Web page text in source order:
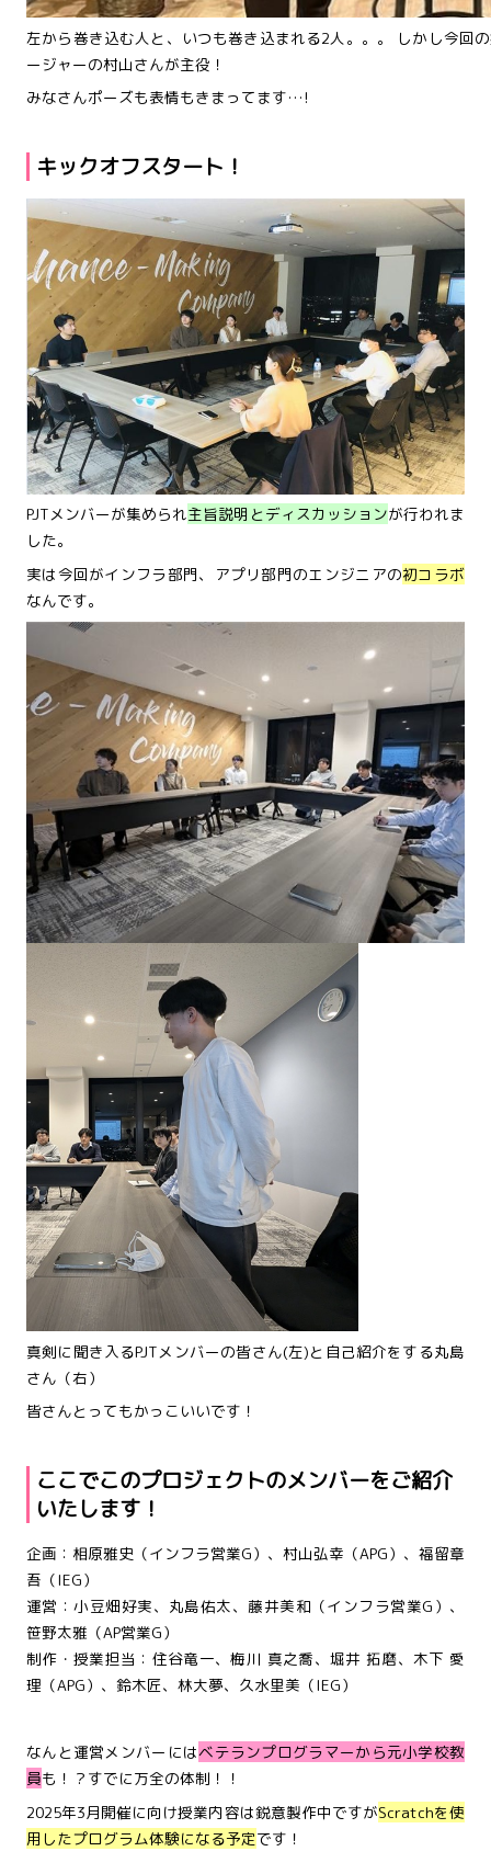
左から巻き込む人と、いつも巻き込まれる2人。。。 しかし今回
ージャーの村山さんが主役！
みなさんポーズも表情もきまってます…!
キックオフスタート！
PJTメンバーが集められ主旨説明とディスカッションが行われま
した。
実は今回がインフラ部門、アプリ部門のエンジニアの初コラボ
なんです。
真剣に聞き入るPJTメンバーの皆さん(左)と自己紹介をする丸島
さん（右）
皆さんとってもかっこいいです！
ここでこのプロジェクトのメンバーをご紹介
いたします！
企画：相原雅史（インフラ営業G）、村山弘幸（APG）、福留章
吾（IEG）
運営：小豆畑好実、丸島佑太、藤井美和（インフラ営業G）、
笹野太雅（AP営業G）
制作・授業担当：住谷竜一、梅川 真之喬、堀井 拓磨、木下 愛
理（APG）、鈴木匠、林大夢、久水里美（IEG）
なんと運営メンバーにはベテランプログラマーから元小学校教
員も！？すでに万全の体制！！
2025年3月開催に向け授業内容は鋭意製作中ですがScratchを使
用したプログラム体験になる予定です！